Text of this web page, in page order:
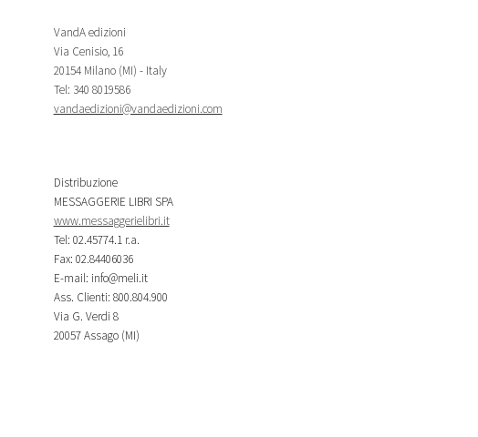
VandA edizioni
Via Cenisio, 16
20154 Milano (MI) - Italy
Tel: 340 8019586
vandaedizioni@vandaedizioni.com
Distribuzione
MESSAGGERIE LIBRI SPA
www.messaggerielibri.it
Tel: 02.45774.1 r.a.
Fax: 02.84406036
E-mail: info@meli.it
Ass. Clienti: 800.804.900
Via G. Verdi 8
20057 Assago (MI)